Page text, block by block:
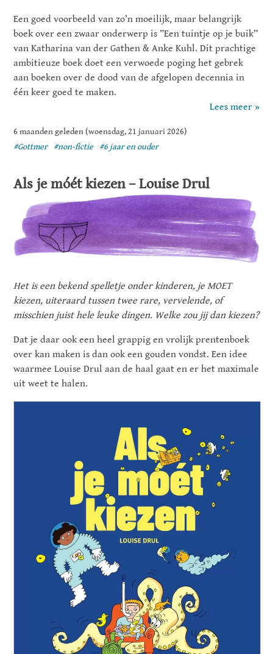
Een goed voorbeeld van zo’n moeilijk, maar belangrijk
boek over een zwaar onderwerp is ”Een tuintje op je buik”
van Katharina van der Gathen & Anke Kuhl. Dit prachtige
ambitieuze boek doet een verwoede poging het gebrek
aan boeken over de dood van de afgelopen decennia in
één keer goed te maken.
Lees meer »
6 maanden geleden (woensdag, 21 januari 2026)
#Gottmer
#non-fictie #6 jaar en ouder
Als je móét kiezen – Louise Drul
Het is een bekend spelletje onder kinderen, je MOET
kiezen, uiteraard tussen twee rare, vervelende, of
misschien juist hele leuke dingen. Welke zou jij dan kiezen?
Dat je daar ook een heel grappig en vrolijk prentenboek
over kan maken is dan ook een gouden vondst. Een idee
waarmee Louise Drul aan de haal gaat en er het maximale
uit weet te halen.